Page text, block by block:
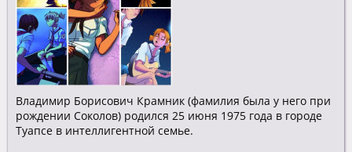
Владимир Борисович Крамник (фамилия была у него при
рождении Соколов) родился 25 июня 1975 года в городе
Туапсе в интеллигентной семье.